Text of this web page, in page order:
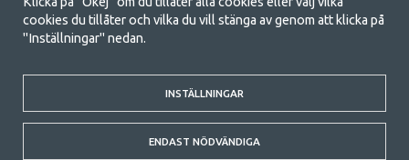
Att campa kan antingen vara en livsstil eller ett sätt att samla familjen
för ett gemensamt äventyr. Oavsett vilken kategori du tillhör hittar du
med att campa så därför erbjuder vi riktigt bra priser på familjetält,
husvagnstält och all annan utrustning för camping och friluftsliv. Vårt
mål är att i varje priskategori erbjuda den bästa campingutrustningen
gällande kvalitet och funktionalitet. Ta gärna kontakt med oss om det
är något du saknar eller vill veta mer om.
cookies du tillåter och vilka du vill stänga av genom att klicka på
"Inställningar" nedan.
INSTÄLLNINGAR
ENDAST NÖDVÄNDIGA